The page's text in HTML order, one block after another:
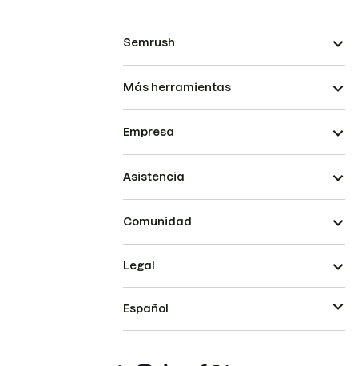
Semrush
Más herramientas
Empresa
Asistencia
Comunidad
Legal
Español